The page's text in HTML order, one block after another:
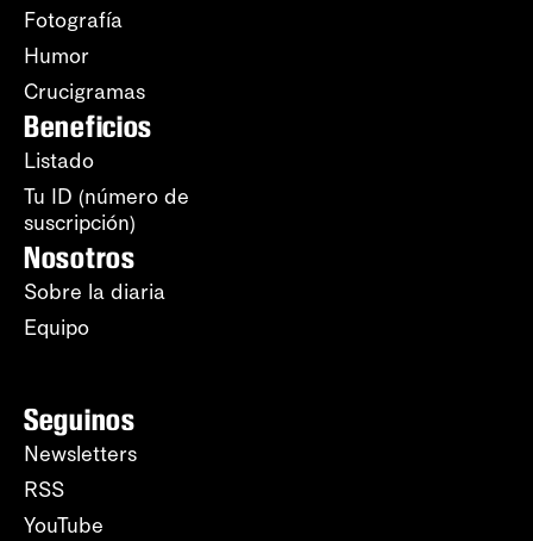
Fotografía
Humor
Crucigramas
Beneficios
Listado
Tu ID (número de
suscripción)
Nosotros
Sobre la diaria
Equipo
Seguinos
Newsletters
RSS
YouTube